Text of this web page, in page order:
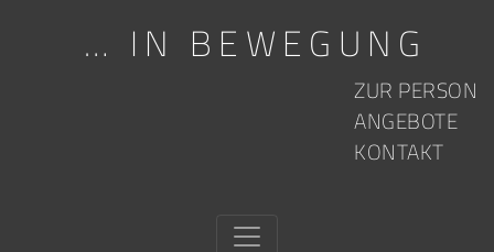
… IN BEWEGUNG
ZUR PERSON
ANGEBOTE
KONTAKT